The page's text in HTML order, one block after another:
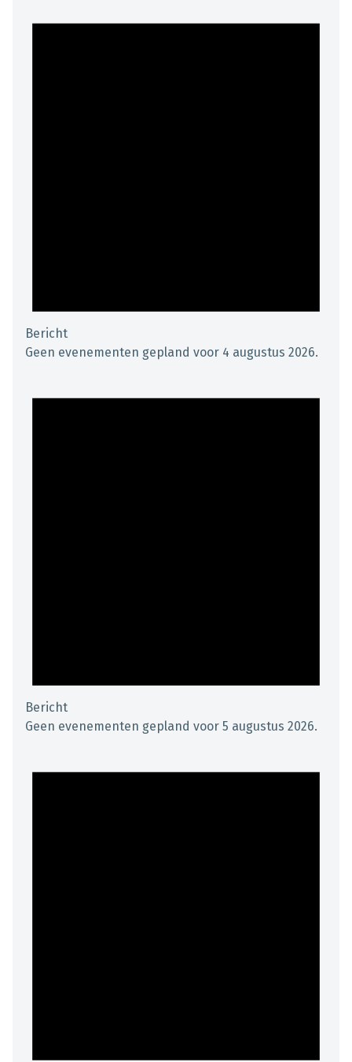
Bericht
Geen evenementen gepland voor 4 augustus 2026.
Bericht
Geen evenementen gepland voor 5 augustus 2026.